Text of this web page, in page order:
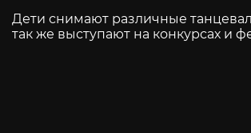
Дети снимают различные
так же выступают на конкурсах и